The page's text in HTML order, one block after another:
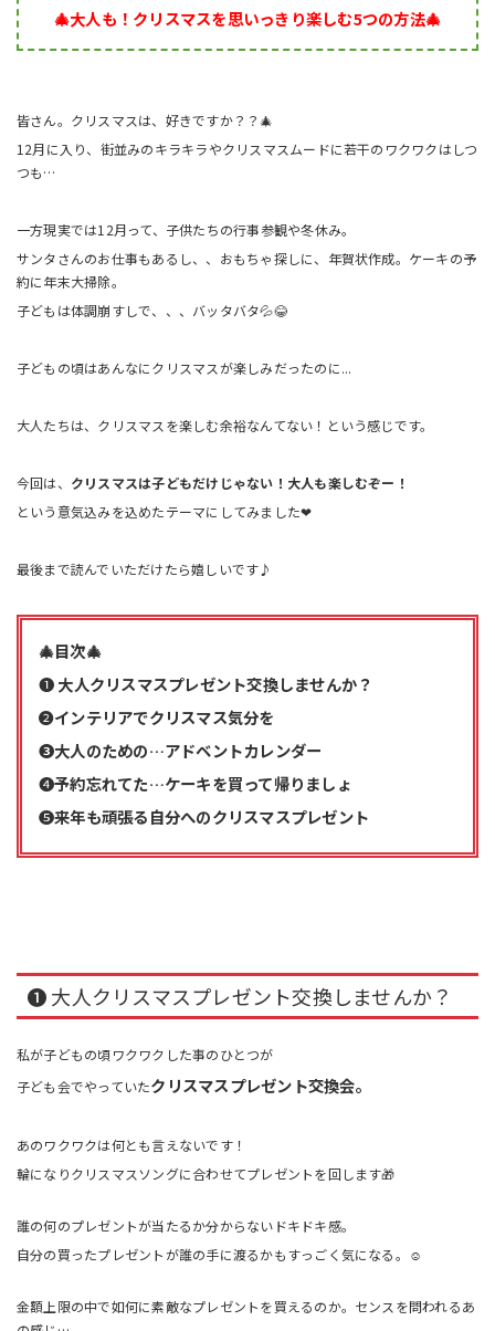
🎄大人も！クリスマスを思いっきり楽しむ5つの方法🎄
皆さん。クリスマスは、好きですか？？🎄
12月に入り、街並みのキラキラやクリスマスムードに若干のワクワクはしつ
つも…
一方現実では12月って、子供たちの行事参観や冬休み。
サンタさんのお仕事もあるし、、おもちゃ探しに、年賀状作成。ケーキの予
約に年末大掃除。
子どもは体調崩すしで、、、バッタバタ💦😂
子どもの頃はあんなにクリスマスが楽しみだったのに...
大人たちは、クリスマスを楽しむ余裕なんてない！という感じです。
今回は、 クリスマスは子どもだけじゃない！大人も楽しむぞー！
という意気込みを込めたテーマにしてみました❤︎
最後まで読んでいただけたら嬉しいです♪
🎄目次🎄
❶大人クリスマスプレゼント交換しませんか？
❷インテリアでクリスマス気分を
❸大人のための…アドベントカレンダー
❹予約忘れてた…ケーキを買って帰りましょ
❺来年も頑張る自分へのクリスマスプレゼント
❶ 大人クリスマスプレゼント交換しませんか？
私が子どもの頃ワクワクした事のひとつが
子ども会でやっていたクリスマスプレゼント交換会。
あのワクワクは何とも言えないです！
輪になりクリスマスソングに合わせてプレゼントを回します🎁
誰の何のプレゼントが当たるか分からないドキドキ感。
自分の買ったプレゼントが誰の手に渡るかもすっごく気になる。☺️
金額上限の中で如何に素敵なプレゼントを買えるのか。センスを問われるあ